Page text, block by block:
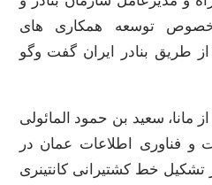
خصوص توسعه همکاری های
طریق بنادر ایران گفت وگو
مانا، سعید بن حمود المائولی
و فناوری اطلاعات عمان در
تشکیل خط کشتیرانی کانتینری